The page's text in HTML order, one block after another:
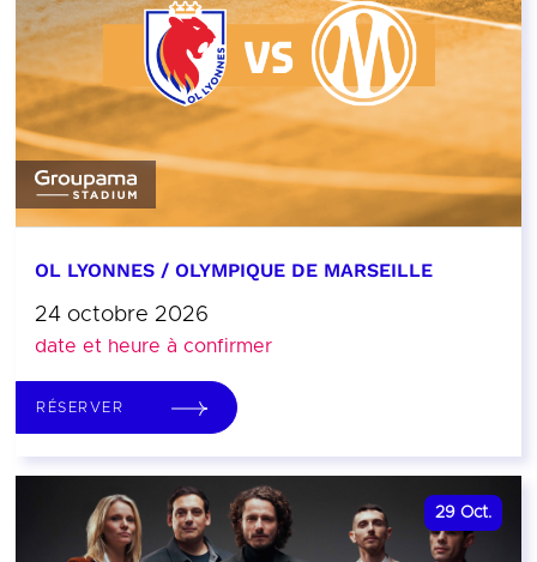
OL LYONNES / OLYMPIQUE DE MARSEILLE
24 octobre 2026
date et heure à confirmer
RÉSERVER
29 Oct.